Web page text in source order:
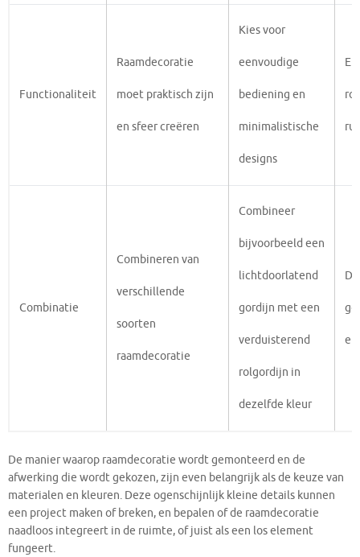
Functionaliteit
Raamdecoratie
moet praktisch zijn
en sfeer creëren
Kies voor
eenvoudige
bediening en
minimalistische
designs
Combinatie
Combineren van
verschillende
soorten
raamdecoratie
Combineer
bijvoorbeeld een
lichtdoorlatend
gordijn met een
verduisterend
rolgordijn in
dezelfde kleur
De manier waarop raamdecoratie wordt gemonteerd en de
afwerking die wordt gekozen, zijn even belangrijk als de keuze van
materialen en kleuren. Deze ogenschijnlijk kleine details kunnen
een project maken of breken, en bepalen of de raamdecoratie
naadloos integreert in de ruimte, of juist als een los element
fungeert.